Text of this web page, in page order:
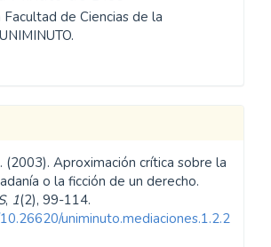
de Ciencias de la
(2003). Aproximación crítica sobre la
o la ficción de un derecho.
, 1(2), 99-114.
uniminuto.mediaciones.1.2.2